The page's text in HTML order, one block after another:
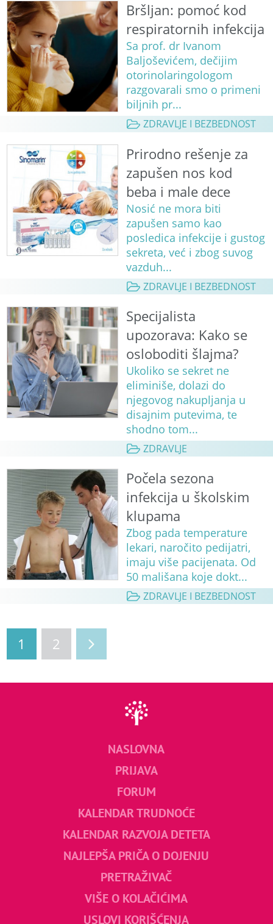
Bršljan: pomoć kod
respiratornih infekcija
Sa prof. dr Ivanom
Baljoševićem, dečijim
otorinolaringologom
razgovarali smo o primeni
biljnih pr...
ZDRAVLJE I BEZBEDNOST
Prirodno rešenje za
zapušen nos kod
beba i male dece
Nosić ne mora biti
zapušen samo kao
posledica infekcije i gustog
sekreta, već i zbog suvog
vazduh...
ZDRAVLJE I BEZBEDNOST
Specijalista
upozorava: Kako se
osloboditi šlajma?
Ukoliko se sekret ne
eliminiše, dolazi do
njegovog nakupljanja u
disajnim putevima, te
shodno tom...
ZDRAVLJE
Počela sezona
infekcija u školskim
klupama
Zbog pada temperature
lekari, naročito pedijatri,
imaju više pacijenata. Od
50 mališana koje dokt...
ZDRAVLJE I BEZBEDNOST
1 2
NASLOVNA
PRIJAVA
FORUM
KALENDAR TRUDNOĆE
KALENDAR RAZVOJA DETETA
NAJLEPŠA PRIČA O DOJENJU
PRETRAŽIVAČ
VIŠE O KOLAČIĆIMA
USLOVI KORIŠĆENJA